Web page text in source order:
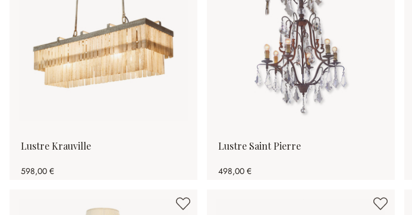
Lustre Krauville
598,00 €
Lustre Saint Pierre
498,00 €